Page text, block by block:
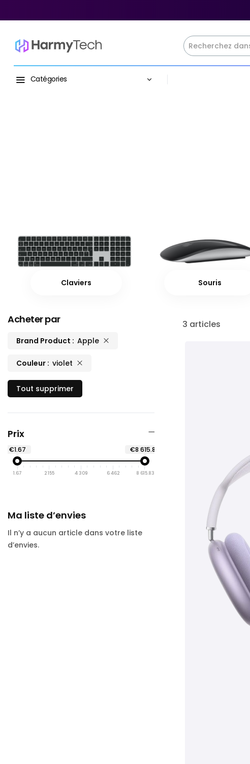
Catégories
Claviers Souris
3 articles
Acheter par
Brand Product Apple
Couleur violet
Tout supprimer
Prix
€1.67 €8 615.83
1.67 2 155 4 309 6 462 8 615.83
Ma liste d’envies
Il n’y a aucun article dans votre liste
d’envies.